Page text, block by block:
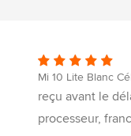
Mi 10 Lite Blanc
reçu avant le
processeur,